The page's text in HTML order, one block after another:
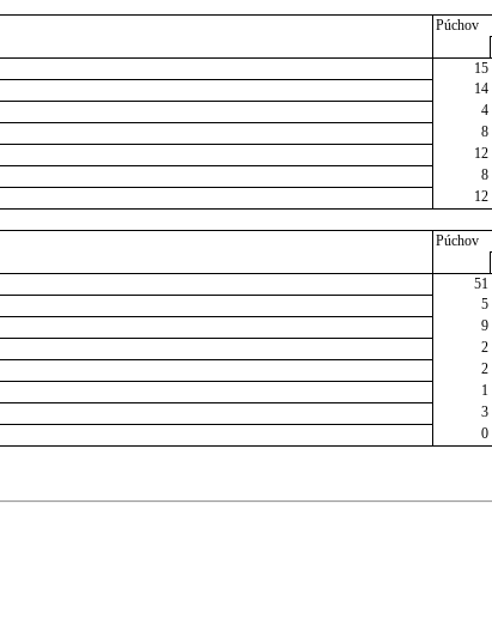
Púchov
15
14
4
8
12
8
12
Púchov
51
5
9
2
2
1
3
0